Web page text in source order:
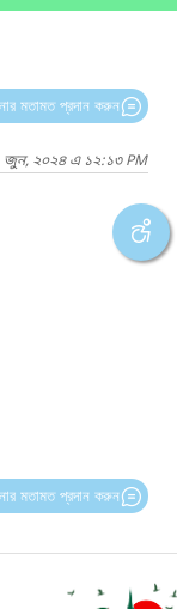
মতামত প্রদান করুন
জুন, ২০২৪ এ ১২:১৩ PM
মতামত প্রদান করুন